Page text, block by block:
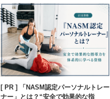
[ PR ] 「NASM認定パーソナルトレー
ナー」とは？“安全で効果的な指